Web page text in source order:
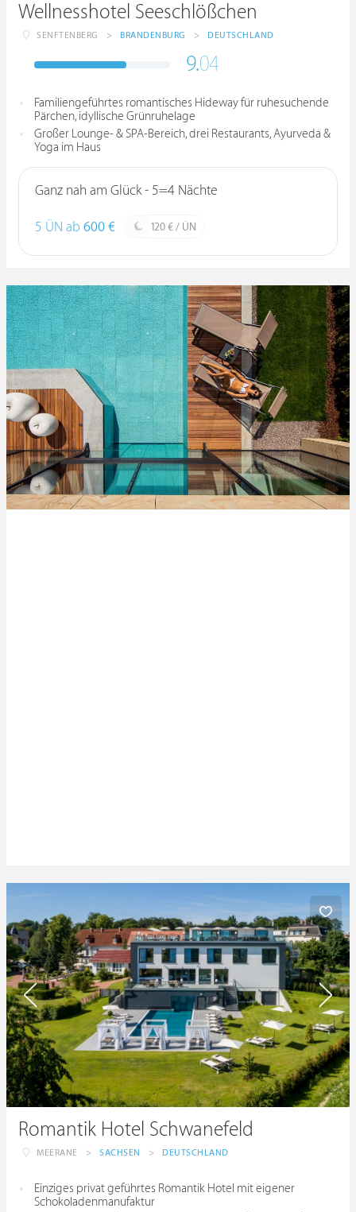
Wellnesshotel Seeschlößchen
SENFTENBERG > BRANDENBURG > DEUTSCHLAND
9.04
Familiengeführtes romantisches Hideway für ruhesuchende
Pärchen, idyllische Grünruhelage
Großer Lounge- & SPA-Bereich, drei Restaurants, Ayurveda &
Yoga im Haus
Ganz nah am Glück - 5=4 Nächte
5 ÜN ab 600 € 120 € / ÜN
Romantik Hotel Schwanefeld
MEERANE > SACHSEN > DEUTSCHLAND
Einziges privat geführtes Romantik Hotel mit eigener
Schokoladenmanufaktur